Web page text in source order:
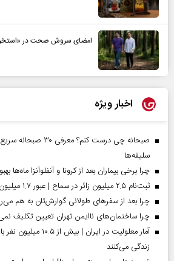
امضای سروش صحت در «استخر»
اخبار ویژه
صبحانه چی درست کنم؟
سلیقه‌ها
چرا برخی بیماران بعد از کرونا و آنفلوآنزا ماه‌ها
ثبت‌نام ۲.۵ میلیون زائر در سماح | عبور ۱.۷ میلیون نفر از مرز‌های اربعین
چرا بعد از سفرهای طولانی گوارش‌تان به هم
چرا ساختمان‌های ناایمن تهران تعیین تکلیف
آمار معلولیت در ایران |
زندگی می‌کنند